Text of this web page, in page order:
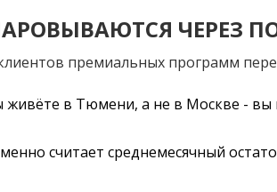
ЧЕРЕЗ
премиальных программ
живёте в Тюмени, а не в Москве - вы
считает среднемесячный